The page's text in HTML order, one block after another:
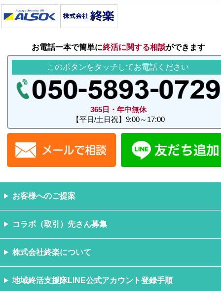
お電話一本で簡単に終活に関する相談ができます
このボタンをタッチしてお電話ください
365日・年中無休
【平日/土日祝】9:00～17:00
お客様へのご提案
コラボ（取引）先さん募集
株式会社終楽について
地域終活支援隊LINE公式アカウント登録手順